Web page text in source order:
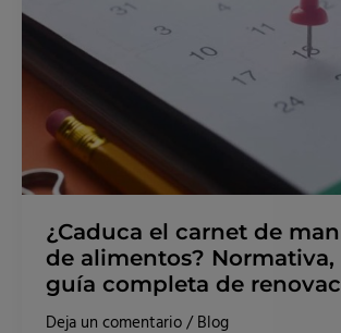
¿Caduca el carnet de
de alimentos? Normativa,
guía completa de
Deja un comentario / Blog
Normativa,
y
guía
completa
renovación